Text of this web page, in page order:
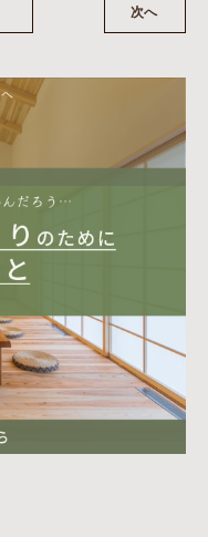
次へ